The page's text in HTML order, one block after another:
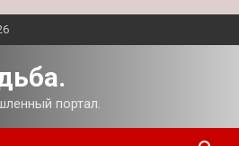
портал.